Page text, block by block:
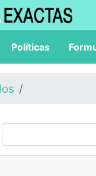
Políticas